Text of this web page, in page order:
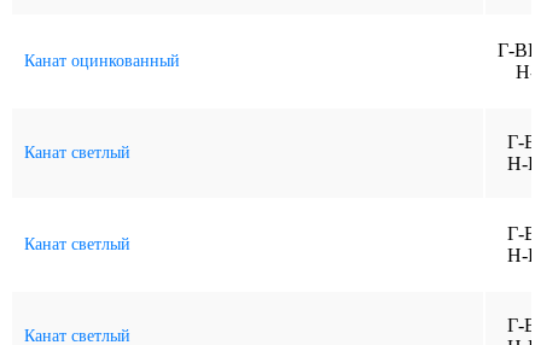
Канат оцинкованный
Г-
Н-
Канат светлый
Г-
Н-
Канат светлый
Г-
Н-
Канат светлый
Г-